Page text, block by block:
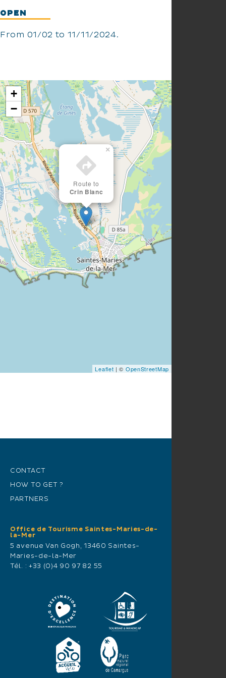
OPEN
From 01/02 to 11/11/2024.
Route to
Crin Blanc
×
+
−
Leaflet | © OpenStreetMap
CONTACT
HOW TO GET ?
PARTNERS
Office de Tourisme Saintes-Maries-de-
la-Mer
5 avenue Van Gogh, 13460 Saintes-
Maries-de-la-Mer
Tél. : +33 (0)4 90 97 82 55